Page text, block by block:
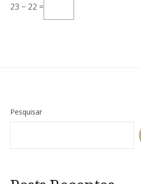
23 − 22 =
Pesquisar